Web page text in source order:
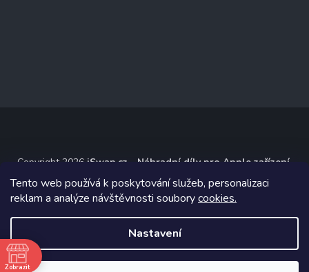
Tento web používá k poskytování služeb, personalizaci
reklam a analýze návštěvnosti souborycookies.
Nastavení
Copyright 2026 iSwap.cz - Náhradní díly pro Apple zařízení
Všechna práva vyhrazena.
Grafický návrh vytvořil a na Shoptet implementoval
Shoptetak.cz.
Vytvořil Shoptet
Zobrazit